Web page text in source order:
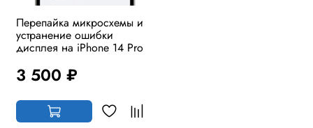
Перепайка микросхемы и
устранение ошибки
дисплея на iPhone 14 Pro
3 500 ₽